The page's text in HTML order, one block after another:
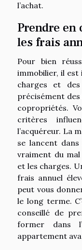
l’achat.
Prendre en
les frais
Pour bien
immobilier, il
charges et
précisément
copropriétés.
critères
l’acquéreur. La
se lancent
vraiment du
et les charges.
frais annuel
peut vous
le long terme.
conseillé de
former dans
appartement